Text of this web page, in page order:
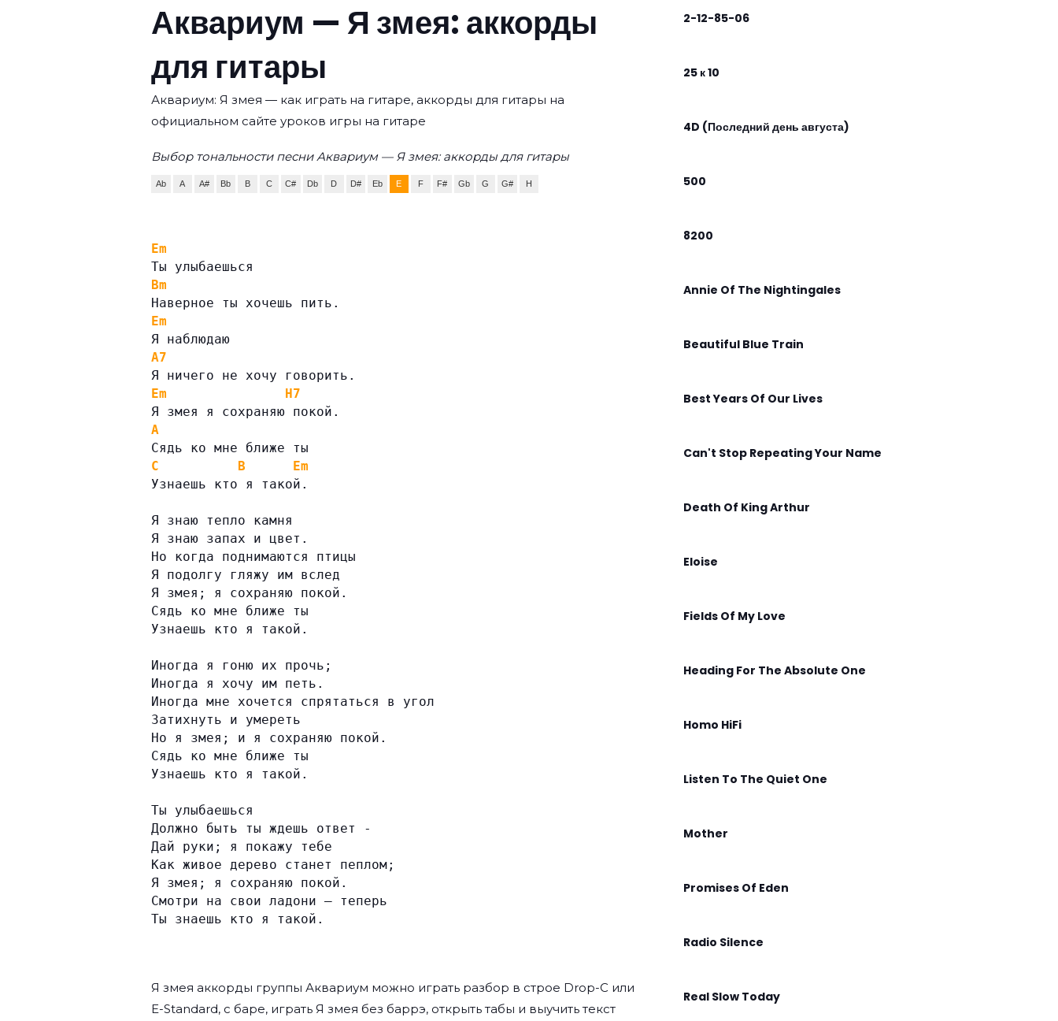
Аквариум — Я змея: аккорды
для гитары
Аквариум: Я змея — как играть на гитаре, аккорды для гитары на
официальном сайте уроков игры на гитаре
Выбор тональности песни Аквариум — Я змея: аккорды для гитары
Ab A A# Bb B C C# Db D D# Eb E F F# Gb G G# H
Em
Ты улыбаешься
Bm
Наверное ты хочешь пить.
Em
Я наблюдаю
A7
Я ничего не хочу говорить.
Em
H7
Я змея я сохраняю покой.
A
Сядь ко мне ближе ты
C
B
Em
Узнаешь кто я такой.
Я знаю тепло камня
Я знаю запах и цвет.
Но когда поднимаются птицы
Я подолгу гляжу им вслед
Я змея; я сохраняю покой.
Сядь ко мне ближе ты
Узнаешь кто я такой.
Иногда я гоню их прочь;
Иногда я хочу им петь.
Иногда мне хочется спрятаться в угол
Затихнуть и умереть
Но я змея; и я сохраняю покой.
Сядь ко мне ближе ты
Узнаешь кто я такой.
Ты улыбаешься
Должно быть ты ждешь ответ -
Дай руки; я покажу тебе
Как живое дерево станет пеплом;
Я змея; я сохраняю покой.
Смотри на свои ладони — теперь
Ты знаешь кто я такой.
Я змея аккорды группы Аквариум можно играть разбор в строе Drop-C или
E-Standard, с баре, играть Я змея без баррэ, открыть табы и выучить текст
2-12-85-06
25 к 10
4D (Последний день августа)
500
8200
Annie Of The Nightingales
Beautiful Blue Train
Best Years Of Our Lives
Can't Stop Repeating Your Name
Death Of King Arthur
Eloise
Fields Of My Love
Heading For The Absolute One
Homo HiFi
Listen To The Quiet One
Mother
Promises Of Eden
Radio Silence
Real Slow Today